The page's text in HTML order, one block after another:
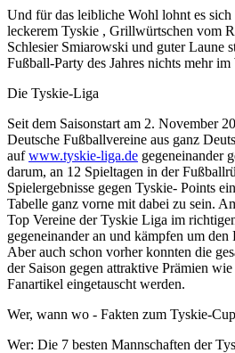
Und für das leibliche Wohl lohnt es
leckerem Tyskie , Grillwürtschen vom
Schlesier Smiarowski und guter Laune
Fußball-Party des Jahres nichts mehr im
Die Tyskie-Liga
Seit dem Saisonstart am 2. November
Deutsche Fußballvereine aus ganz
aufwww.tyskie-liga.de gegeneinander
darum, an 12 Spieltagen in der
Spielergebnisse gegen Tyskie- Points
Tabelle ganz vorne mit dabei zu sein.
Top Vereine der Tyskie Liga im
gegeneinander an und kämpfen um
Aber auch schon vorher konnten die
der Saison gegen attraktive Prämien
Fanartikel eingetauscht werden.
Wer, wann wo - Fakten zum Tyskie-
Wer: Die 7 besten Mannschaften der